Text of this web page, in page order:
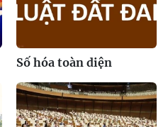
Số hóa toàn diện